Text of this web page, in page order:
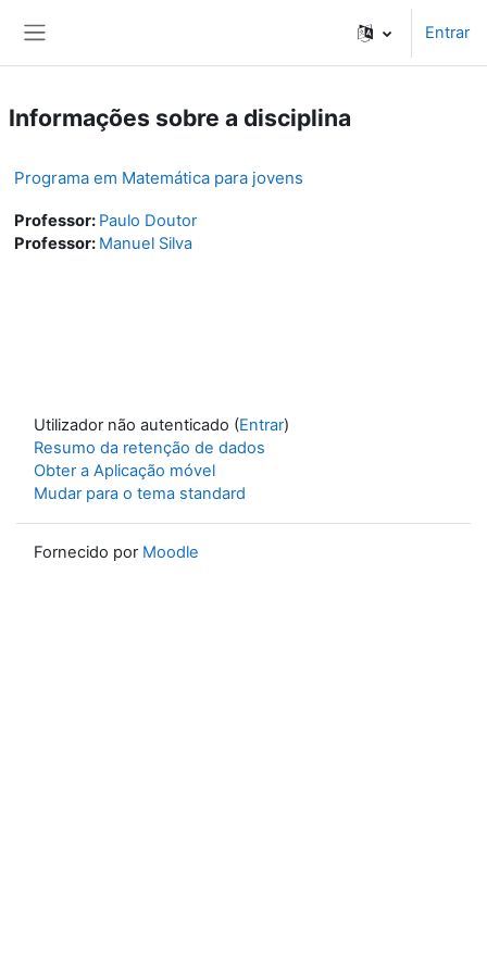
Entrar
Informações sobre a disciplina
Programa em Matemática para jovens
Professor: Paulo Doutor
Professor: Manuel Silva
Utilizador não autenticado (Entrar)
Resumo da retenção de dados
Obter a Aplicação móvel
Mudar para o tema standard
Fornecido por Moodle